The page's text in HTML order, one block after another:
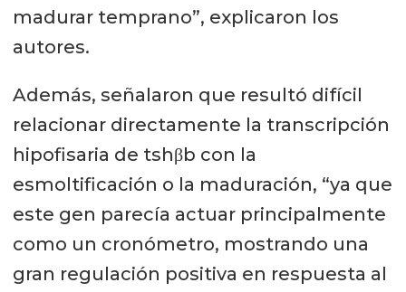
madurar temprano”, explicaron los
autores.
Además, señalaron que resultó difícil
relacionar directamente la transcripción
hipofisaria de tshβb con la
esmoltificación o la maduración, “ya que
este gen parecía actuar principalmente
como un cronómetro, mostrando una
gran regulación positiva en respuesta al